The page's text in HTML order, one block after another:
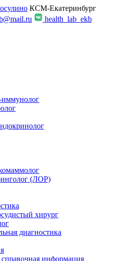
КСМ-Екатеринбург
health_lab_ekb
иммунолог
(ЛОР)
хирург
диагностика
информация